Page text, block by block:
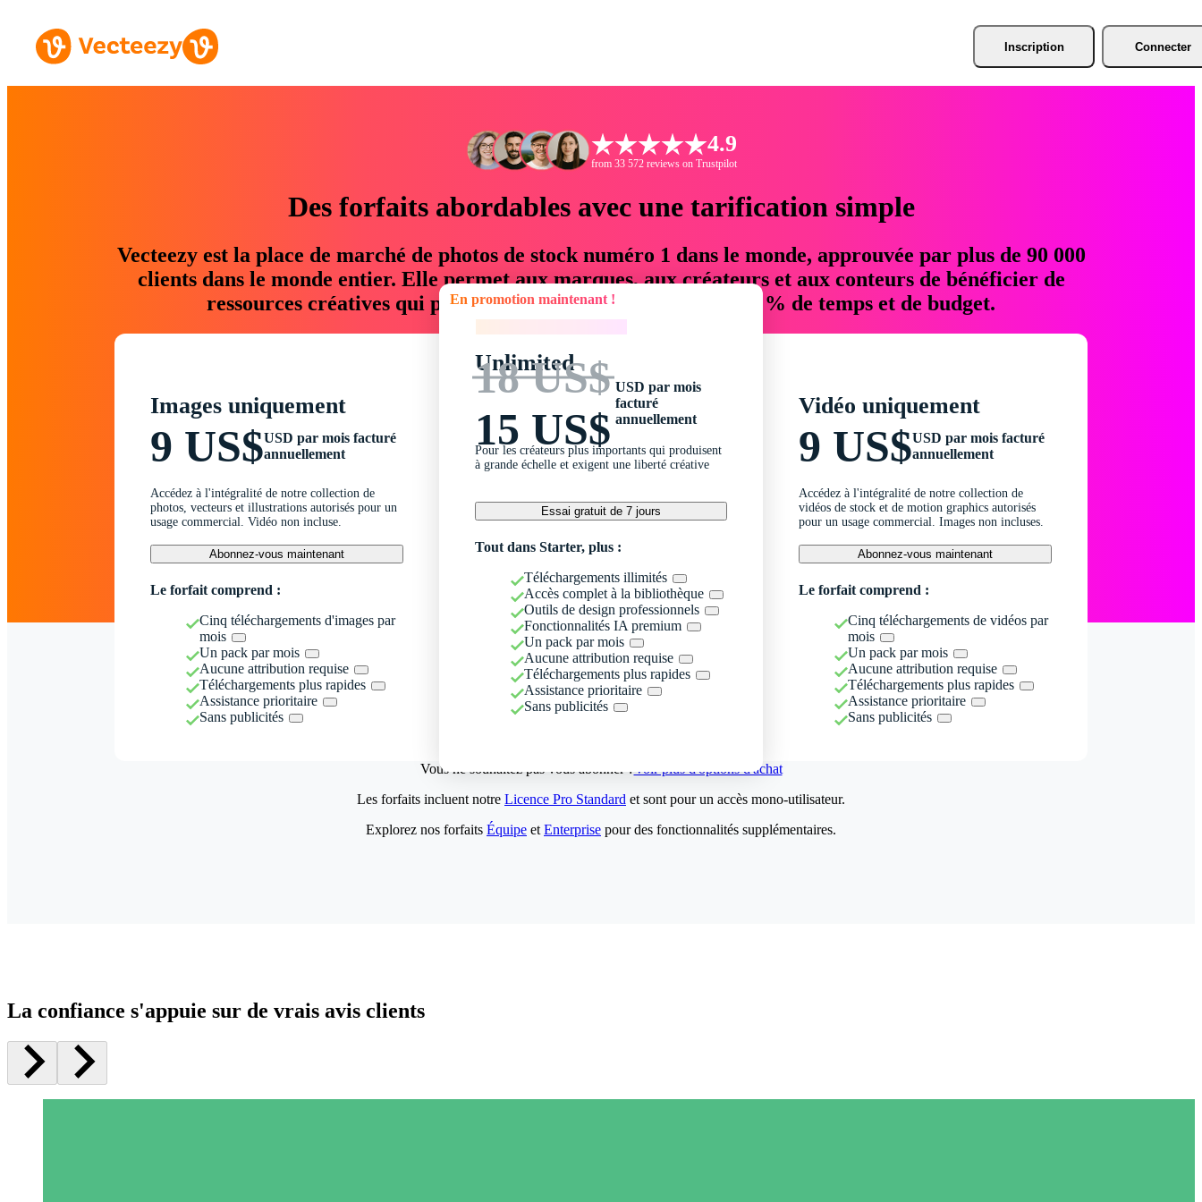
Inscription Connecter
4.9
from 33 572 reviews on Trustpilot
Des forfaits abordables avec une tarification simple
Vecteezy est la place de marché de photos de stock numéro 1 dans le monde, approuvée par plus de 90 000
clients dans le monde entier. Elle permet aux marques, aux créateurs et aux conteurs de bénéficier de
ressources créatives qui permettent d'économiser jusqu'à 76 % de temps et de budget.
Images uniquement
9 US$USD par mois facturé
annuellement
Accédez à l'intégralité de notre collection de
photos, vecteurs et illustrations autorisés pour un
usage commercial. Vidéo non incluse.
Abonnez-vous maintenant
Le forfait comprend :
Cinq téléchargements d'images par
mois
Un pack par mois
Aucune attribution requise
Téléchargements plus rapides
Assistance prioritaire
Sans publicités
En promotion maintenant !
Unlimited
18 US$
15 US$
USD par mois
facturé
annuellement
Pour les créateurs plus importants qui produisent
à grande échelle et exigent une liberté créative
Essai gratuit de 7 jours
Tout dans Starter, plus :
Téléchargements illimités
Accès complet à la bibliothèque
Outils de design professionnels
Fonctionnalités IA premium
Un pack par mois
Aucune attribution requise
Téléchargements plus rapides
Assistance prioritaire
Sans publicités
Vidéo uniquement
9 US$USD par mois facturé
annuellement
Accédez à l'intégralité de notre collection de
vidéos de stock et de motion graphics autorisés
pour un usage commercial. Images non incluses.
Abonnez-vous maintenant
Le forfait comprend :
Cinq téléchargements de vidéos par
mois
Un pack par mois
Aucune attribution requise
Téléchargements plus rapides
Assistance prioritaire
Sans publicités
Vous ne souhaitez pas vous abonner ?Voir plus d'options d'achat
Les forfaits incluent notre Licence Pro Standard et sont pour un accès mono-utilisateur.
Explorez nos forfaits Équipe et Enterprise pour des fonctionnalités supplémentaires.
La confiance s'appuie sur de vrais avis clients